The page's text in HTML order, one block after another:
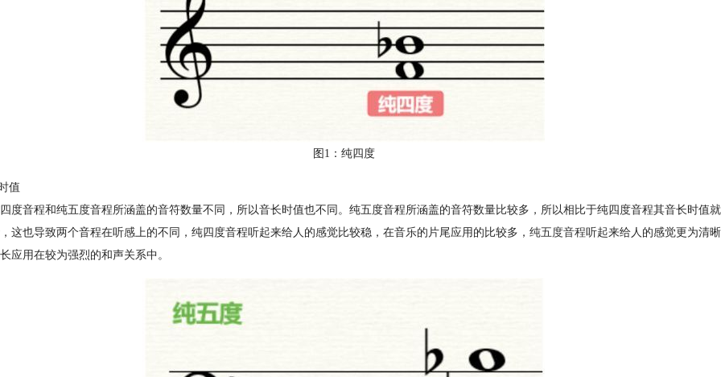
图1：纯四度
值
度音程和纯五度音程所涵盖的音符数量不同，所以音长时值也不同。纯五度音程所涵盖的音符数量比较多，所以相比于纯四度音程其音长时值就
这也导致两个音程在听感上的不同，纯四度音程听起来给人的感觉比较稳，在音乐的片尾应用的比较多， 纯五度音程听起来给人的感觉更为清晰
应用在较为强烈的和声关系中。